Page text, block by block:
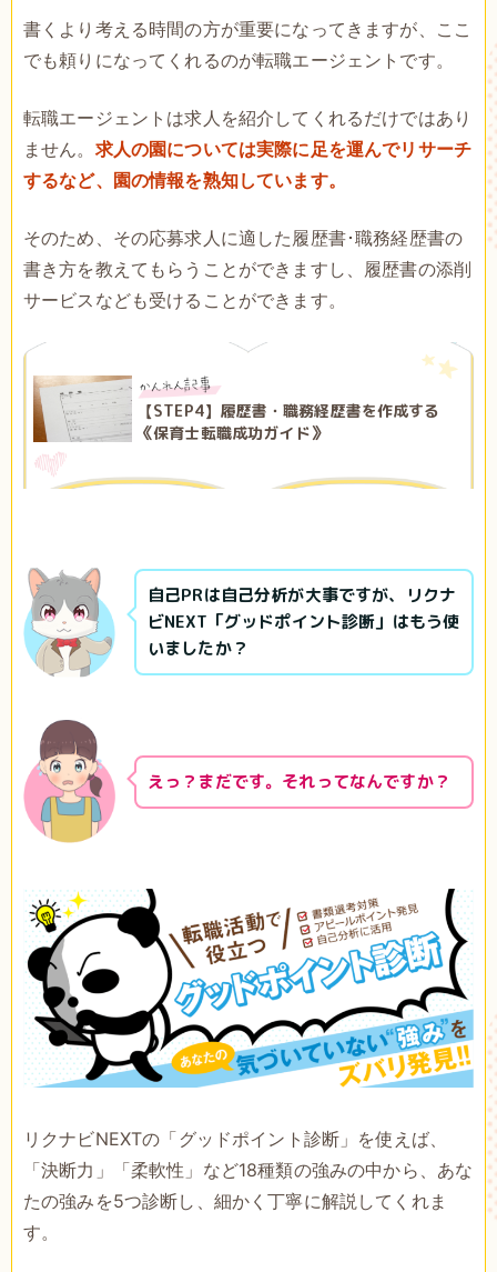
書くより考える時間の方が重要になってきますが、ここ
でも頼りになってくれるのが転職エージェントです。
転職エージェントは求人を紹介してくれるだけではあり
ません。 求人の園については実際に足を運んでリサーチ
するなど、園の情報を熟知しています。
そのため、その応募求人に適した履歴書･職務経歴書の
書き方を教えてもらうことができますし、履歴書の添削
サービスなども受けることができます。
【STEP4】履歴書・職務経歴書を作成する
《保育士転職成功ガイド》
自己PRは自己分析が大事ですが、リクナ
ビNEXT「グッドポイント診断」はもう使
いましたか？
えっ？まだです。それってなんですか？
リクナビNEXTの「グッドポイント診断」を使えば、
「決断力」「柔軟性」など18種類の強みの中から、あな
たの強みを5つ診断し、細かく丁寧に解説してくれま
す。